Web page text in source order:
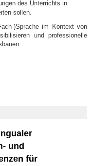
des Unterrichts in
sollen.
)Sprache im Kontext von
und professionelle
und
für